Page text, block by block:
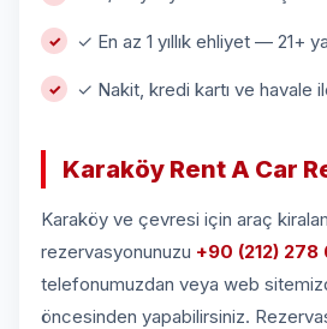
✓ En az 1 yıllık ehliyet — 21+
✓ Nakit, kredi kartı ve havale
Karaköy Rent A Car
Karaköy ve çevresi için araç
rezervasyonunuzu +90 (212) 278
telefonumuzdan veya web
öncesinden yapabilirsiniz.